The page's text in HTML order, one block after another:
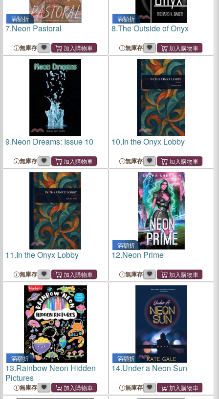
滿額折
7.Neon Pastoral
無庫存
滿額折
8.The Outside of Onyx
無庫存
9.Neon Dreams: Issue 10
無庫存
10.In the Onyx Lobby
無庫存
11.In the Onyx Lobby
無庫存
滿額折
12.Neon Prime
無庫存
滿額折
13.Rainbow Neon Hidden
Pictures
無庫存
滿額折
14.Under a Neon Sun
無庫存